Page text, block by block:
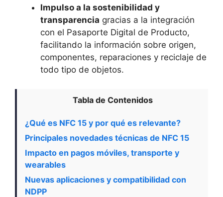
Impulso a la sostenibilidad y
transparencia gracias a la integración
con el Pasaporte Digital de Producto,
facilitando la información sobre origen,
componentes, reparaciones y reciclaje de
todo tipo de objetos.
Tabla de Contenidos
¿Qué es NFC 15 y por qué es relevante?
Principales novedades técnicas de NFC 15
Impacto en pagos móviles, transporte y
wearables
Nuevas aplicaciones y compatibilidad con
NDPP